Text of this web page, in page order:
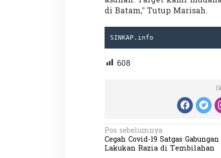
di Batam,” Tutup Marisah.
SINKAP.info
608
N
a
Pos sebelumnya
Cegah Covid-19 Satgas Gabungan
Lakukan Razia di Tembilahan